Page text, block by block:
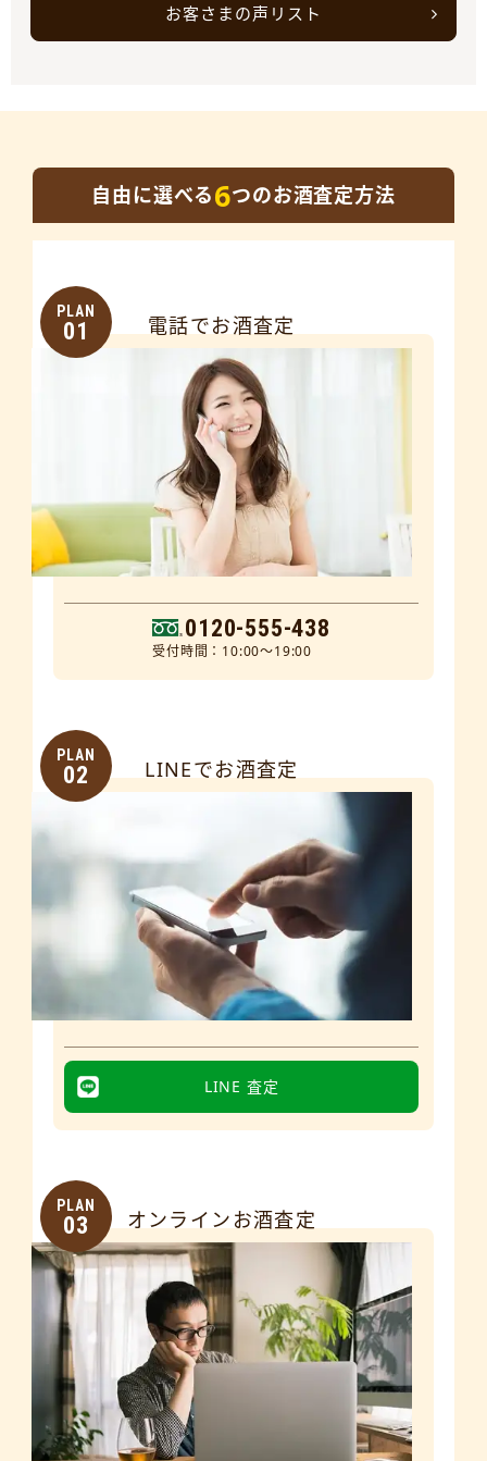
お客さまの声リスト
自由に選べる6つのお酒査定方法
PLAN
01 電話でお酒査定
0120-555-438
受付時間：10:00～19:00
PLAN
02 LINEでお酒査定
LINE 査定
PLAN
03 オンラインお酒査定